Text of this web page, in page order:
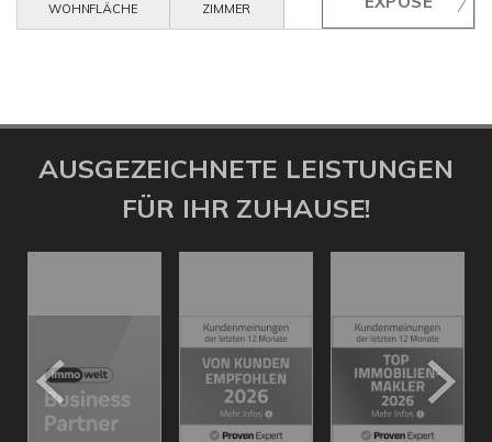
WOHNFLÄCHE
ZIMMER
AUSGEZEICHNETE LEISTUNGEN
FÜR IHR ZUHAUSE!